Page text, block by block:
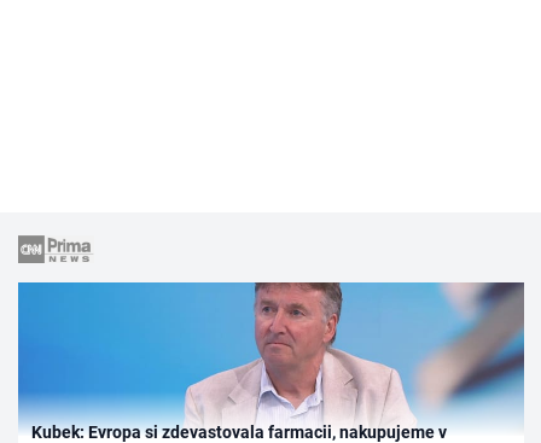
Kubek: Evropa si zdevastovala farmacii, nakupujeme v